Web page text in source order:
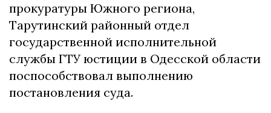
прокуратуры Южного региона,
Тарутинский районный отдел
государственной исполнительной
службы ГТУ юстиции в Одесской области
поспособствовал выполнению
постановления суда.